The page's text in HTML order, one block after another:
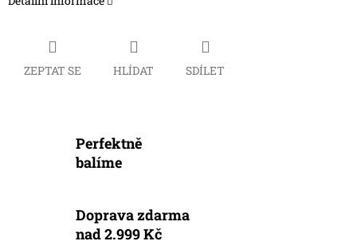
ZEPTAT SE HLÍDAT SDÍLET
Perfektně
balíme
Doprava zdarma
nad 2.999 Kč